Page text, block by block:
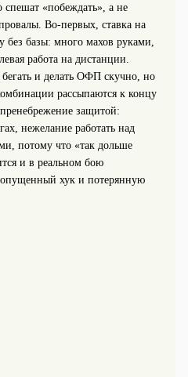
«побеждать», а не
Во‑первых, ставка на
без базы: много махов руками,
работа на дистанции.
и делать ОФП скучно, но
рассыпаются к концу
защитой:
нежелание работать над
потому что «так дольше
и в реальном бою
хук и потерянную